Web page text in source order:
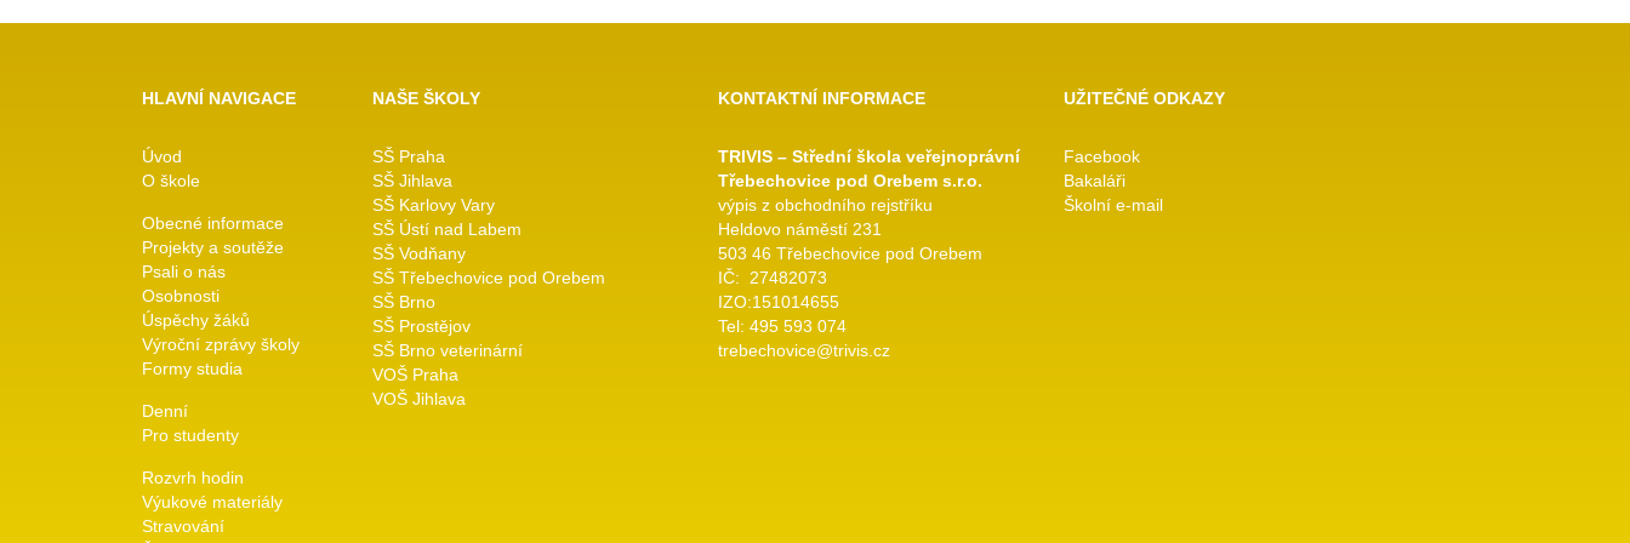
HLAVNÍ NAVIGACE
Úvod
O škole
Obecné informace
Projekty a soutěže
Psali o nás
Osobnosti
Úspěchy žáků
Výroční zprávy školy
Formy studia
Denní
Pro studenty
Rozvrh hodin
Výukové materiály
Stravování
NAŠE ŠKOLY
SŠ Praha
SŠ Jihlava
SŠ Karlovy Vary
SŠ Ústí nad Labem
SŠ Vodňany
SŠ Třebechovice pod Orebem
SŠ Brno
SŠ Prostějov
SŠ Brno veterinární
VOŠ Praha
VOŠ Jihlava
KONTAKTNÍ INFORMACE
TRIVIS – Střední škola veřejnoprávní
Třebechovice pod Orebem s.r.o.
výpis z obchodního rejstříku
Heldovo náměstí 231
503 46 Třebechovice pod Orebem
IČ: 27482073
IZO:151014655
Tel: 495 593 074
trebechovice@trivis.cz
UŽITEČNÉ ODKAZY
Facebook
Bakaláři
Školní e-mail